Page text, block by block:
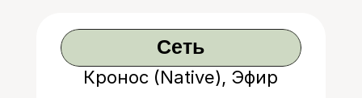
Сеть
Кронос (Native), Эфир